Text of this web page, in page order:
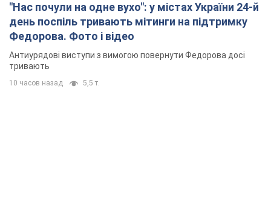
"Нас почули на одне вухо": у містах України 24-й
день поспіль тривають мітинги на підтримку
Федорова. Фото і відео
Антиурядові виступи з вимогою повернути Федорова досі
тривають
10 часов назад 5,5 т.